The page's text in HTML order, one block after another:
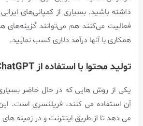
داشته باشید. بسیاری از کمپانی‌های
فعالیت می‌کنند هم می‌توانند گزینه‌های
همکاری با آنها درآمد دلاری کسب نمایید.
تولید محتوا با استفاده از ChatGPT
یکی از روش هایی که در حال حاضر بسیاری
آن استفاده می کنند، فریلنسری است.
می دهد تا از طریق اینترنت و در زمینه